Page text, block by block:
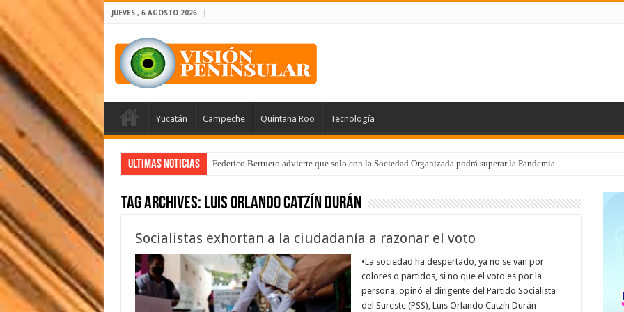
JUEVES , 6 AGOSTO 2026
Yucatán Campeche Quintana Roo Tecnología
Ultimas Noticias Federico Berrueto advierte que solo con la Sociedad Organizada podrá superar la Pandemia
Tag Archives: Luis Orlando Catzín Durán
Socialistas exhortan a la ciudadanía a razonar el voto
•La sociedad ha despertado, ya no se van por
colores o partidos, si no que el voto es por la
persona, opinó el dirigente del Partido Socialista
del Sureste (PSS), Luis Orlando Catzín Durán